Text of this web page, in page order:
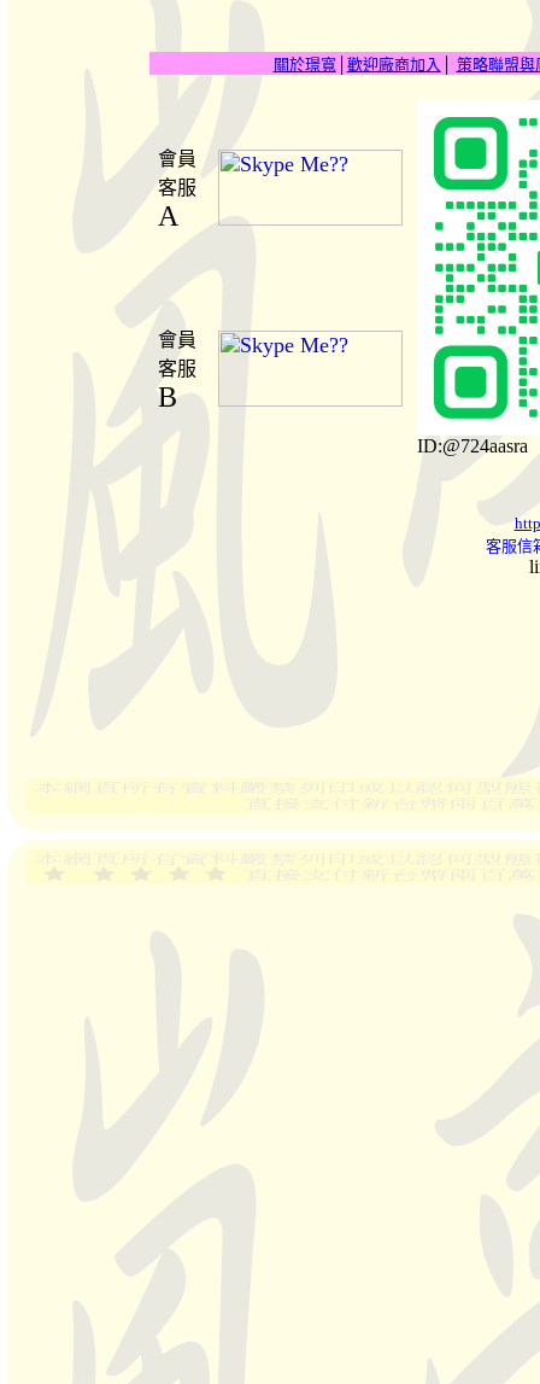
關於璟寬│ 歡迎廠商加入 策略聯盟與
會員
客服
A
ID:@724aasra
會員
客服
B
客服信